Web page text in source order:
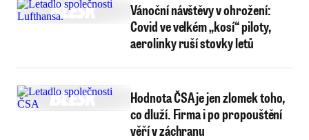
Vánoční návštěvy v ohrožení:
Covid ve velkém „kosí“ piloty,
aerolinky ruší stovky letů
Hodnota ČSA je jen zlomek toho,
co dluží. Firma i po propouštění
věří v záchranu